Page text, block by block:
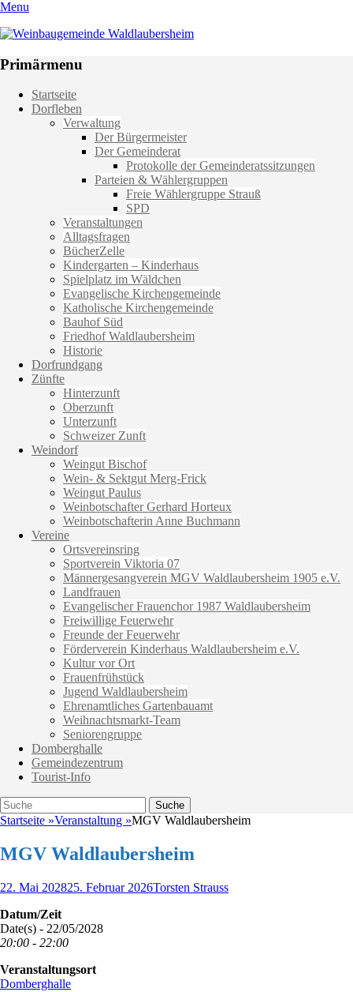
Menu
Weinbaugemeinde Waldlaubersheim
Primärmenu
Weiter
zum
Startseite
Dorfleben
Verwaltung
Der Bürgermeister
Der Gemeinderat
Protokolle der Gemeinderatssitzungen
Parteien & Wählergruppen
Freie Wählergruppe Strauß
SPD
Veranstaltungen
Alltagsfragen
BücherZelle
Kindergarten – Kinderhaus
Spielplatz im Wäldchen
Evangelische Kirchengemeinde
Katholische Kirchengemeinde
Bauhof Süd
Friedhof Waldlaubersheim
Historie
Dorfrundgang
Zünfte
Hinterzunft
Oberzunft
Unterzunft
Schweizer Zunft
Weindorf
Weingut Bischof
Wein- & Sektgut Merg-Frick
Weingut Paulus
Weinbotschafter Gerhard Horteux
Weinbotschafterin Anne Buchmann
Vereine
Ortsvereinsring
Sportverein Viktoria 07
Männergesangverein MGV Waldlaubersheim 1905 e.V.
Landfrauen
Evangelischer Frauenchor 1987 Waldlaubersheim
Freiwillige Feuerwehr
Freunde der Feuerwehr
Förderverein Kinderhaus Waldlaubersheim e.V.
Kultur vor Ort
Frauenfrühstück
Jugend Waldlaubersheim
Ehrenamtliches Gartenbauamt
Weihnachtsmarkt-Team
Seniorengruppe
Domberghalle
Gemeindezentrum
Tourist-Info
Suche
Suche
nach:
Startseite »Veranstaltung »MGV Waldlaubersheim
MGV Waldlaubersheim
Veröffentlicht
22. Mai 202825. Februar 2026Autor
Torsten Strauss
Datum/Zeit
Date(s) - 22/05/2028
20:00 - 22:00
Veranstaltungsort
Domberghalle